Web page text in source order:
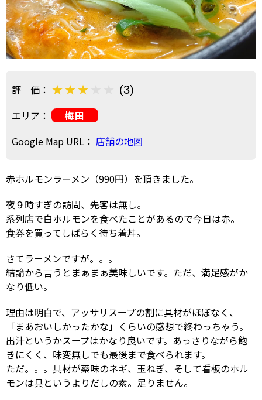
評 価： (3)
エリア：
梅田
Google Map URL： 店舗の地図
赤ホルモンラーメン（990円）を頂きました。
夜９時すぎの訪問、先客は無し。
系列店で白ホルモンを食べたことがあるので今日は赤。
食券を買ってしばらく待ち着丼。
さてラーメンですが。。。
結論から言うとまぁまぁ美味しいです。ただ、満足感がか
なり低い。
理由は明白で、アッサリスープの割に具材がほぼなく、
「まあおいしかったかな」くらいの感想で終わっちゃう。
出汁というかスープはかなり良いです。あっさりながら飽
きにくく、味変無しでも最後まで食べられます。
ただ。。。具材が薬味のネギ、玉ねぎ、そして看板のホル
モンは具というよりだしの素。足りません。